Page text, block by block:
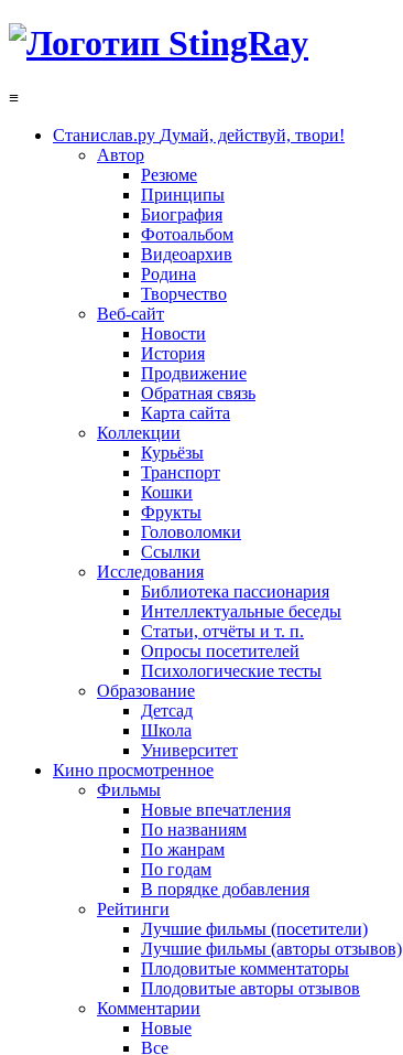
≡
Станислав.ру Думай, действуй, твори!
Автор
Резюме
Принципы
Биография
Фотоальбом
Видеоархив
Родина
Творчество
Веб-сайт
Новости
История
Продвижение
Обратная связь
Карта сайта
Коллекции
Курьёзы
Транспорт
Кошки
Фрукты
Головоломки
Ссылки
Исследования
Библиотека пассионария
Интеллектуальные беседы
Статьи, отчёты и т. п.
Опросы посетителей
Психологические тесты
Образование
Детсад
Школа
Университет
Кино просмотренное
Фильмы
Новые впечатления
По названиям
По жанрам
По годам
В порядке добавления
Рейтинги
Лучшие фильмы (посетители)
Лучшие фильмы (авторы отзывов)
Плодовитые комментаторы
Плодовитые авторы отзывов
Комментарии
Новые
Все